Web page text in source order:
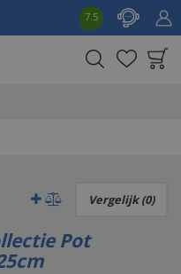
7.5
Vergelijk (0)
Pot